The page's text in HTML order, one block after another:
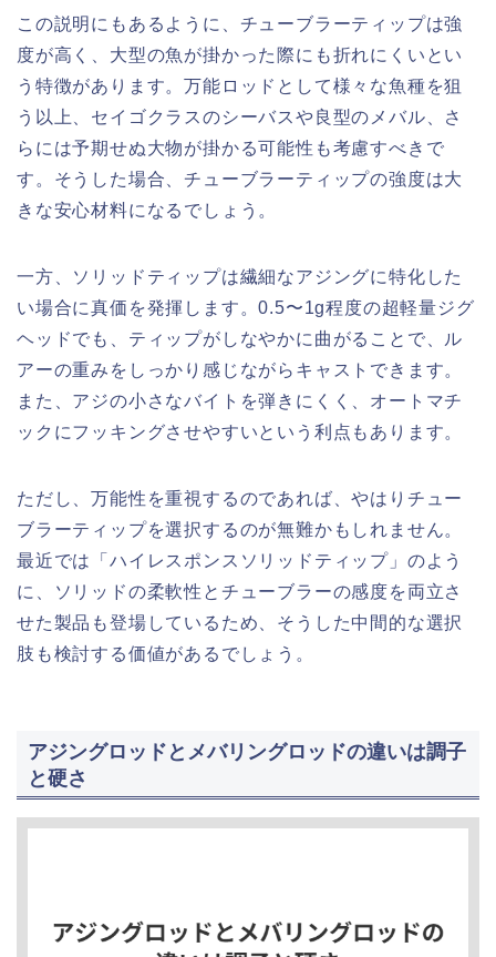
この説明にもあるように、チューブラーティップは強
度が高く、大型の魚が掛かった際にも折れにくいとい
う特徴があります。万能ロッドとして様々な魚種を狙
う以上、セイゴクラスのシーバスや良型のメバル、さ
らには予期せぬ大物が掛かる可能性も考慮すべきで
す。そうした場合、チューブラーティップの強度は大
きな安心材料になるでしょう。
一方、ソリッドティップは繊細なアジングに特化した
い場合に真価を発揮します。0.5〜1g程度の超軽量ジグ
ヘッドでも、ティップがしなやかに曲がることで、ル
アーの重みをしっかり感じながらキャストできます。
また、アジの小さなバイトを弾きにくく、オートマチ
ックにフッキングさせやすいという利点もあります。
ただし、万能性を重視するのであれば、やはりチュー
ブラーティップを選択するのが無難かもしれません。
最近では「ハイレスポンスソリッドティップ」のよう
に、ソリッドの柔軟性とチューブラーの感度を両立さ
せた製品も登場しているため、そうした中間的な選択
肢も検討する価値があるでしょう。
アジングロッドとメバリングロッドの違いは調子
と硬さ